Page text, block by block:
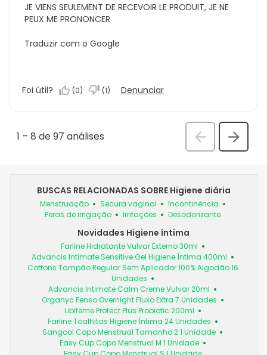
JE VIENS SEULEMENT DE RECEVOIR LE PRODUIT, JE NE
PEUX ME PRONONCER
Traduzir com o Google
Foi útil? (0) (1) Denunciar
1 – 8 de 97 análises
Anterior
BUSCAS RELACIONADAS SOBRE Higiene diária
Menstruação Secura vaginal
Incontinência
Peras de irrigação
Irritações Desodorizante
Novidades Higiene íntima
Farline Hidratante Vulvar Externo 30ml
Advancis Intimate Sensitive Gel Higiene Íntima 400ml
Cottons Tampão Regular Sem Aplicador 100% Algodão 16
Unidades
Advancis Intimate Calm Creme Vulvar 20ml
Organyc Penso Overnight Fluxo Extra 7 Unidades
Libifeme Protect Plus Probiotic 200ml
Farline Toalhitas Higiene Íntima 24 Unidades
Sangool Copo Menstrual Tamanho 2 1 Unidade
Easy Cup Copo Menstrual M 1 Unidade